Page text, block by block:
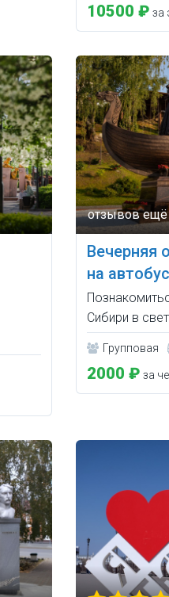
10500 ₽ за
Вечерняя
на
Сибири в
Групповая
2000 ₽ за